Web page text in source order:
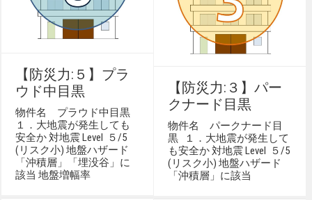
【防災力:５】プラ
ウド中目黒
物件名 プラウド中目黒
１．大地震が発生しても
安全か 対地震 Level ５/5
(リスク小) 地盤ハザード
「沖積層」「埋没谷」に
該当 地盤増幅率
【防災力:３】パー
クナード目黒
物件名 パークナード目
黒 １．大地震が発生して
も安全か 対地震 Level ５/5
(リスク小) 地盤ハザード
「沖積層」に該当